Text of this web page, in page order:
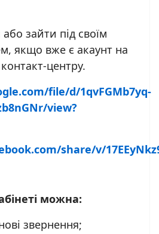
зайти під своїм
якщо вже є акаунт на
центру.
file/d/1qvFGMb7yq-
view?
share/v/
можна:
звернення;